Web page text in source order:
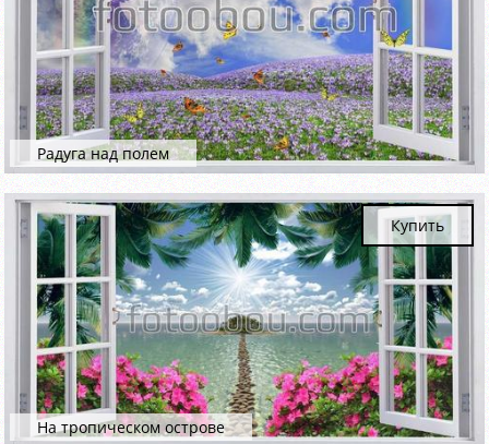
Радуга над полем
На тропическом острове
Купить